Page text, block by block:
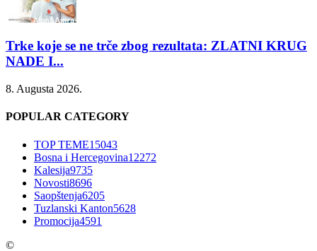
Trke koje se ne trče zbog rezultata: ZLATNI KRUG
NADE I...
8. Augusta 2026.
POPULAR CATEGORY
TOP TEME15043
Bosna i Hercegovina12272
Kalesija9735
Novosti8696
Saopštenja6205
Tuzlanski Kanton5628
Promocija4591
©